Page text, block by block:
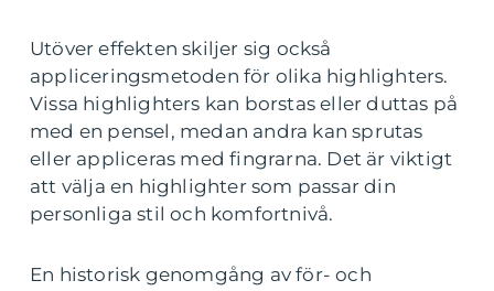
Utöver effekten skiljer sig också
appliceringsmetoden för olika highlighters.
Vissa highlighters kan borstas eller duttas på
med en pensel, medan andra kan sprutas
eller appliceras med fingrarna. Det är viktigt
att välja en highlighter som passar din
personliga stil och komfortnivå.
En historisk genomgång av för- och